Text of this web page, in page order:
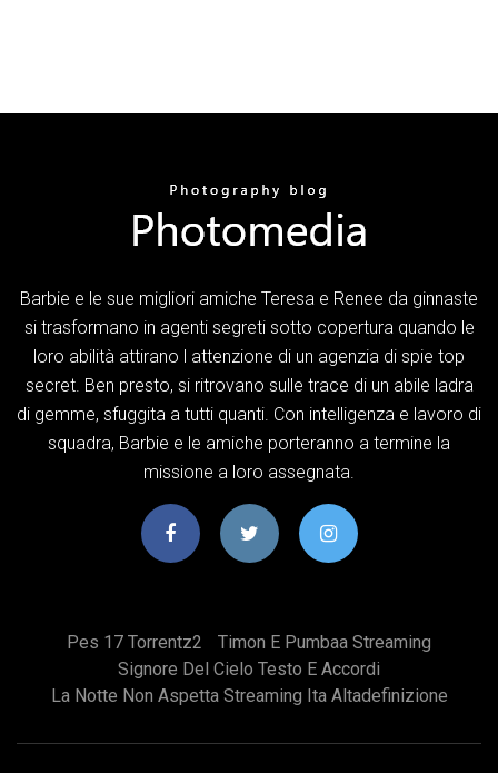
Barbie e le sue migliori amiche Teresa e Renee da ginnaste
si trasformano in agenti segreti sotto copertura quando le
loro abilità attirano l attenzione di un agenzia di spie top
secret. Ben presto, si ritrovano sulle trace di un abile ladra
di gemme, sfuggita a tutti quanti. Con intelligenza e lavoro di
squadra, Barbie e le amiche porteranno a termine la
missione a loro assegnata.
Pes 17 Torrentz2
Timon E Pumbaa Streaming
Signore Del Cielo Testo E Accordi
La Notte Non Aspetta Streaming Ita Altadefinizione